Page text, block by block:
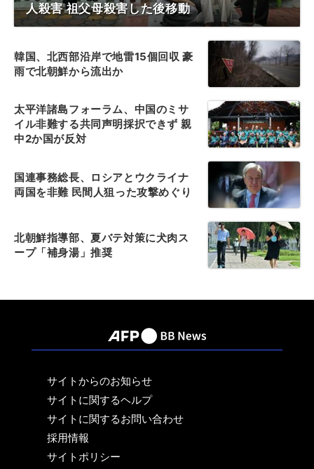
人殺害 祖父母殺害した後移動
韓国、北西部沿岸で地雷15個回収 豪
雨で北朝鮮から流出か
太平洋諸島フォーラム、中国のミサ
イル非難する共同声明採択できず 親
中2か国が反対
国連事務総長、ロシアとウクライナ
両国を非難 民間人狙った攻撃めぐり
北朝鮮指導部、夏バテ対策に犬肉ス
ープ「補身湯」推奨
サイトからのお知らせ
サイトに関するヘルプ
サイトに関するお問い合わせ
採用情報
サイトポリシー